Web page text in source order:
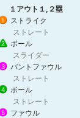
１アウト１,２塁
1 ストライク
ストレート
2 ボール
スライダー
3 バントファウル
ストレート
4 ボール
ストレート
5
ファウル